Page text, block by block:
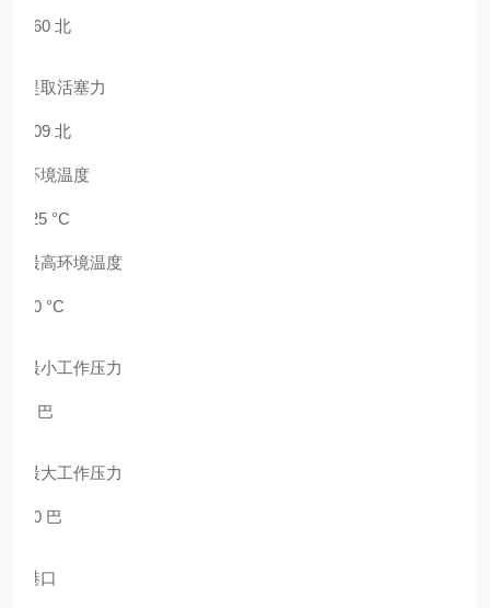
260 北
提取活塞力
309 北
环境温度
-25 °C
最高环境温度
80 °C
最小工作压力
1 巴
最大工作压力
10 巴
港口